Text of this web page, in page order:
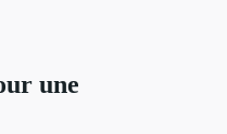
une